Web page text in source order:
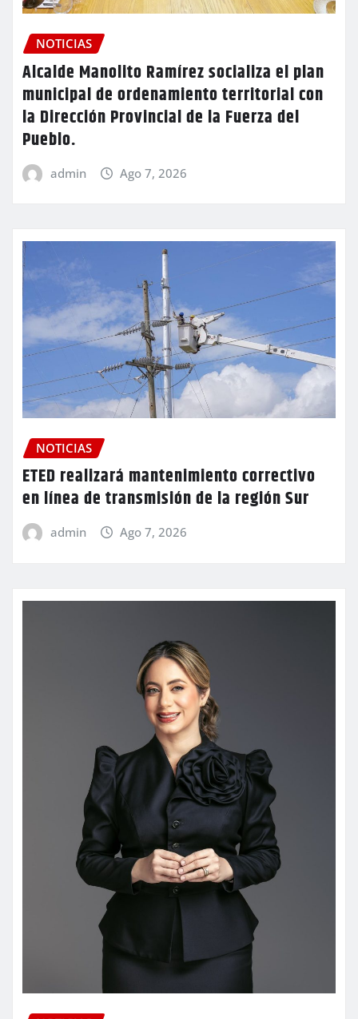
NOTICIAS
Alcalde Manolito Ramírez socializa el plan
municipal de ordenamiento territorial con
la Dirección Provincial de la Fuerza del
Pueblo.
admin Ago 7, 2026
NOTICIAS
ETED realizará mantenimiento correctivo
en línea de transmisión de la región Sur
admin Ago 7, 2026